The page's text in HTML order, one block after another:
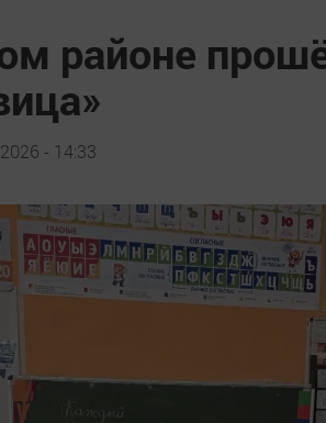
районе
- 14:33